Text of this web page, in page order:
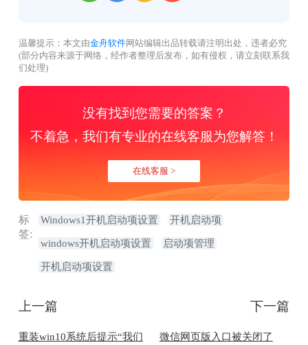
温馨提示：本文由金舟软件网站编辑出品转载请注明出处，违者必究
(部分内容来源于网络，经作者整理后发布，如有侵权，请立刻联系我
们处理)
没有找到您需要的答案？
不着急，我们有专业的在线客服为您解答！
在线客服 >
标
签:
Windows1开机启动项设置 开机启动项
windows开机启动项设置 启动项管理
开机启动项设置
上一篇
重装win10系统后提示“我们
下一篇
微信网页版入口被关闭了